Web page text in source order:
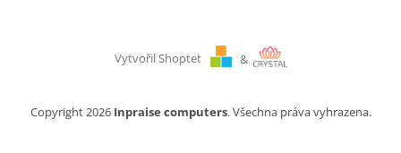
Vytvořil Shoptet &
Copyright 2026 Inpraise computers. Všechna práva vyhrazena.